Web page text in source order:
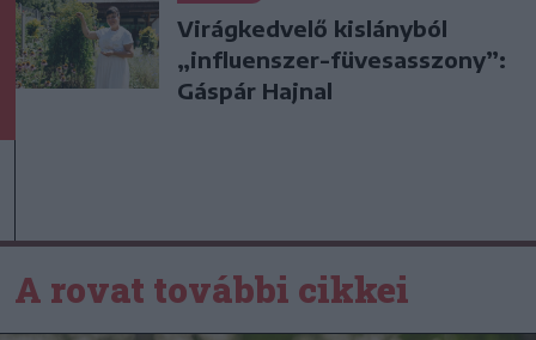
Virágkedvelő kislányból
„influenszer-füvesasszony”:
Gáspár Hajnal
A rovat további cikkei